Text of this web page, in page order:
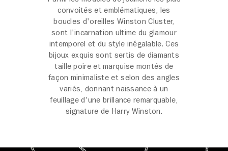
convoités et emblématiques, les
boucles d'oreilles Winston Cluster,
sont l'incarnation ultime du glamour
intemporel et du style inégalable. Ces
bijoux exquis sont sertis de diamants
taille poire et marquise montés de
façon minimaliste et selon des angles
variés, donnant naissance à un
feuillage d'une brillance remarquable,
signature de Harry Winston.